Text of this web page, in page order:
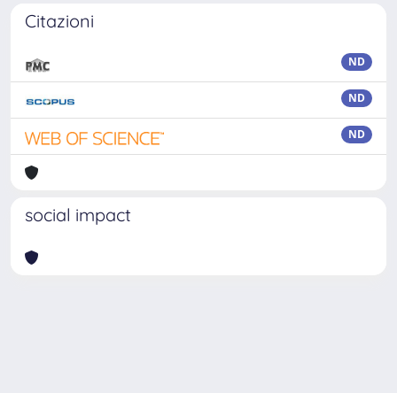
Citazioni
ND
ND
ND
social impact